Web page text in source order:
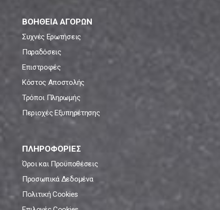
ΒΟΗΘΕΙΑ ΑΓΟΡΩΝ
Συχνές Ερωτήσεις
Παραδόσεις
Επιστροφές
Κόστος Αποστολής
Τρόποι Πληρωμής
Περιοχές Εξυπηρέτησης
ΠΛΗΡΟΦΟΡΙΕΣ
Όροι και Προϋποθέσεις
Προσωπικά Δεδομένα
Πολιτική Cookies